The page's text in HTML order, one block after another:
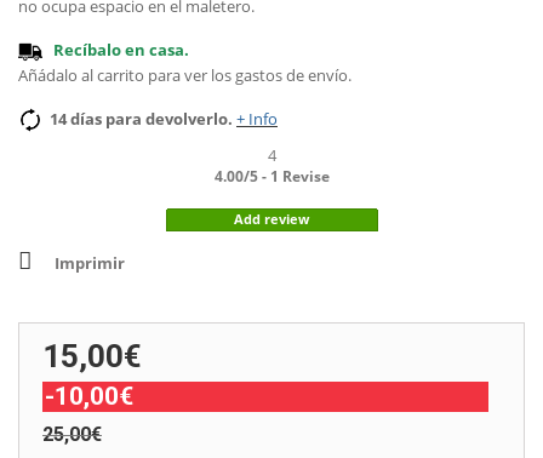
no ocupa espacio en el maletero.
Recíbalo en casa.
Añádalo al carrito para ver los gastos de envío.
14 días para devolverlo. + Info
4
4.00/5- 1 Revise
Add review
Imprimir
15,00€
-10,00€
25,00€